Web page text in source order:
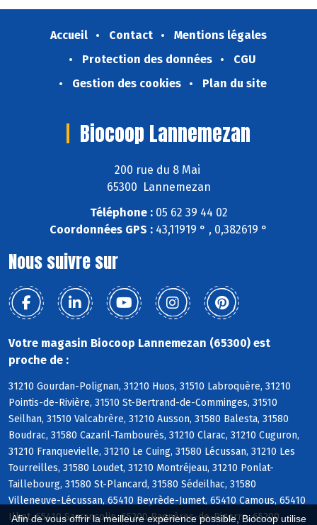
Afin de vous offrir la meilleure expérience possible, Biocoop utilise
Accueil Contact
Mentions légales
Protection des données
CGU
Gestion des cookies
Plan du site
Biocoop Lannemezan
200 rue du 8 Mai
65300 Lannemezan
Téléphone :05 62 39 44 02
Coordonnées GPS : 43,11919 ° , 0,382619 °
Nous suivre sur
Votre magasin Biocoop Lannemezan (65300) est
proche de :
31210 Gourdan-Polignan, 31210 Huos, 31510 Labroquère, 31210
Pointis-de-Rivière, 31510 St-Bertrand-de-Comminges, 31510
Seilhan, 31510 Valcabrère, 31210 Ausson, 31580 Balesta, 31580
Boudrac, 31580 Cazaril-Tambourès, 31210 Clarac, 31210 Cuguron,
31210 Franquevielle, 31210 Le Cuing, 31580 Lécussan, 31210 Les
Tourreilles, 31580 Loudet, 31210 Montréjeau, 31210 Ponlat-
Taillebourg, 31580 St-Plancard, 31580 Sédeilhac, 31580
Villeneuve-Lécussan, 65410 Beyrède-Jumet, 65410 Camous, 65410
Ilhet, 65410 Sarrancolin, 65200 Bagnères-de-Bigorre, 65200